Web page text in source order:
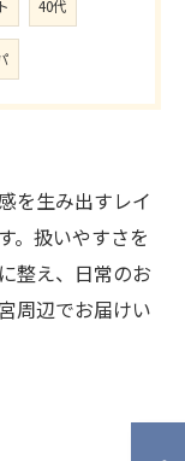
40代
を生み出すレイ
。扱いやすさを
整え、日常のお
周辺でお届けい